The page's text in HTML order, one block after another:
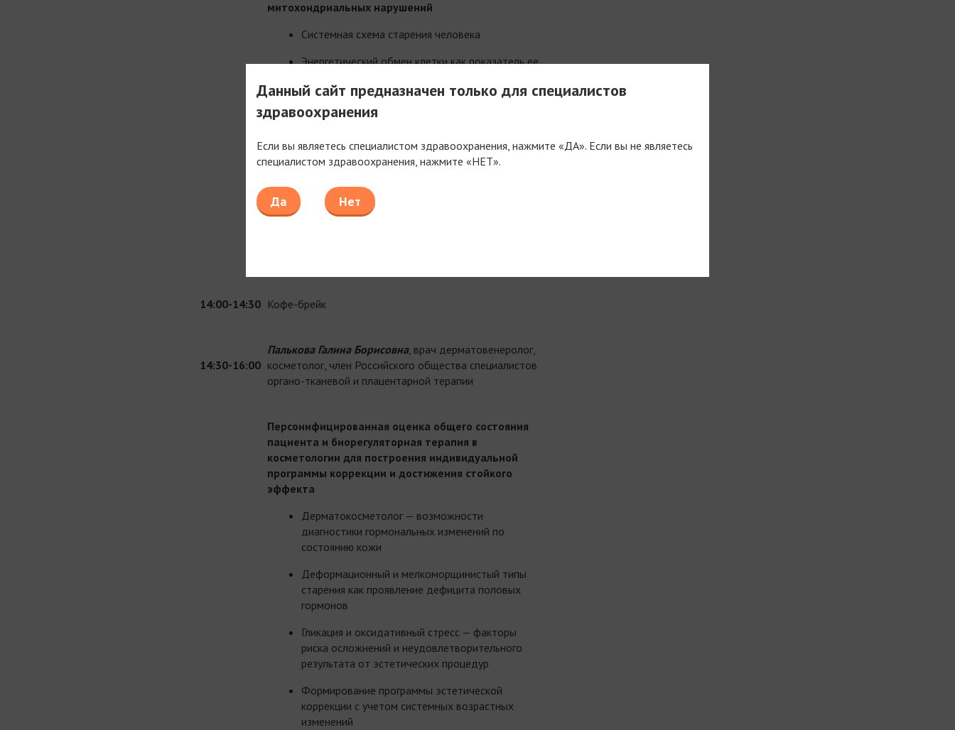
митохондриальных нарушений
Системная схема старения человека
Энергетический обмен клетки как показатель ее
митохондриальных дисфункций
Персонализированная метаболическая терапия
митохондриальных нарушений
Здоровье как дисциплинарная единица —
понятие качества здоровья
14:00-14:30 Кофе-брейк
14:30-16:00
Палькова Галина Борисовна, врач дерматовенеролог,
косметолог, член Российского общества специалистов
органо-тканевой и плацентарной терапии
Персонифицированная оценка общего состояния
пациента и биорегуляторная терапия в
косметологии для построения индивидуальной
программы коррекции и достижения стойкого
эффекта
Дерматокосметолог — возможности
диагностики гормональных изменений по
состоянию кожи
Деформационный и мелкоморщинистый типы
старения как проявление дефицита половых
гормонов
Гликация и оксидативный стресс — факторы
риска осложнений и неудовлетворительного
результата от эстетических процедур
Формирование программы эстетической
коррекции с учетом системных возрастных
изменений
Данный сайт предназначен только для специалистов
здравоохранения
Если вы являетесь специалистом здравоохранения, нажмите «ДА». Если вы не являетесь
специалистом здравоохранения, нажмите «НЕТ».
Да Нет